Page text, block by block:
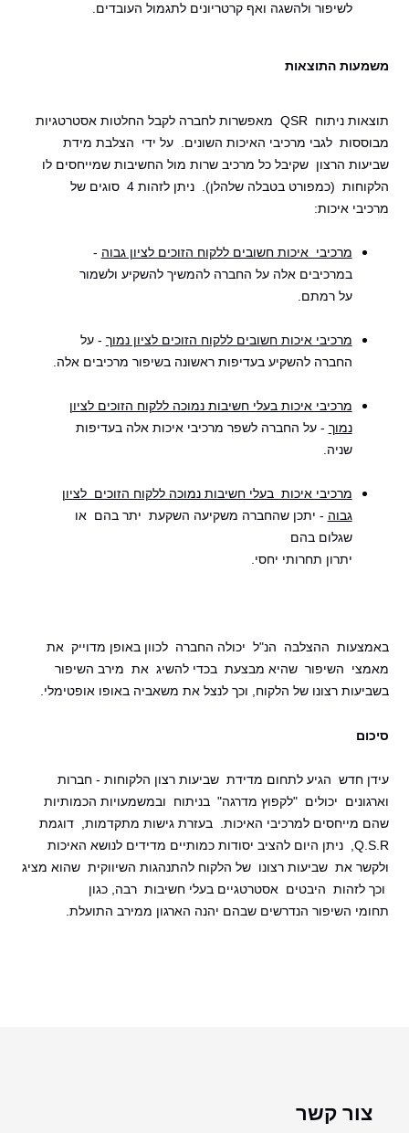
לשיפור ולהשגה ואף קרטריונים לתגמול העובדים.
משמעות התוצאות
תוצאות ניתוח QSR מאפשרות לחברה לקבל החלטות אסטרטגיות
מבוססות לגבי מרכיבי האיכות השונים. על ידי הצלבת מידת
שביעות הרצון שקיבל כל מרכיב שרות מול החשיבות שמייחסים לו
הלקוחות (כמפורט בטבלה שלהלן). ניתן לזהות 4 סוגים של
מרכיבי איכות:
מרכיבי איכות חשובים ללקוח הזוכים לציון גבוה -
במרכיבים אלה על החברה להמשיך להשקיע ולשמור
עלרמתם.
מרכיבי איכות חשובים ללקוח הזוכים לציון נמוך - על
החברה להשקיע בעדיפות ראשונה בשיפור מרכיבים אלה.
מרכיבי איכות בעלי חשיבות נמוכה ללקוח הזוכים לציון
נמוך - על החברה לשפר מרכיבי איכות אלה בעדיפות
שניה.
מרכיבי איכות בעלי חשיבות נמוכה ללקוח הזוכים לציון
גבוה - יתכן שהחברה משקיעה השקעת יתר בהם או
שגלום בהם
יתרון תחרותי יחסי.
באמצעות ההצלבה הנ"ל יכולה החברה לכוון באופן מדוייק את
מאמצי השיפור שהיא מבצעת בכדי להשיג את מירב השיפור
בשביעות רצונו של הלקוח, וכך לנצל את משאביה באופו אופטימלי.
סיכום
עידן חדש הגיע לתחום מדידת שביעות רצון הלקוחות - חברות
וארגונים יכולים "לקפוץ מדרגה" בניתוח ובמשמעויות הכמותיות
שהם מייחסים למרכיבי האיכות. בעזרת גישות מתקדמות, דוגמת
Q.S.R, ניתן היום להציב יסודות כמותיים מדידים לנושא האיכות
ולקשר את שביעות רצונו של הלקוח להתנהגות השיווקית שהוא מציג
וכך לזהות היבטים אסטרטגייםבעלי חשיבות רבה, כגון
תחומי השיפור הנדרשים שבהם יהנה הארגון ממירב התועלת.
צור קשר